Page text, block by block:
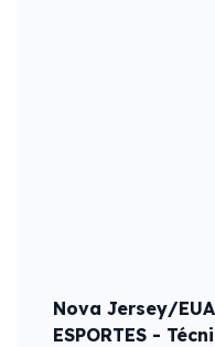
Nova Jersey/
ESPORTES -